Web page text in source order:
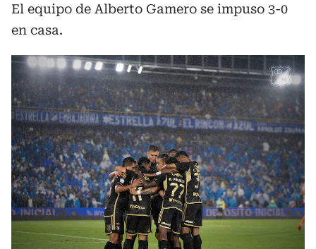
El equipo de Alberto Gamero se impuso 3-0
en casa.